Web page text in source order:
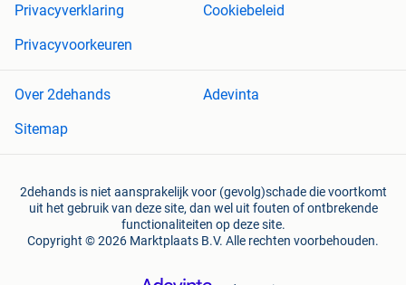
Privacyverklaring
Cookiebeleid
Privacyvoorkeuren
Over 2dehands
Adevinta
Sitemap
2dehands is niet aansprakelijk voor (gevolg)schade die voortkomt
uit het gebruik van deze site, dan wel uit fouten of ontbrekende
functionaliteiten op deze site.
Copyright © 2026 Marktplaats B.V. Alle rechten voorbehouden.